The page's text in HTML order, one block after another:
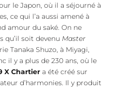
le Japon, où il a séjourné à
ce qui l’a aussi amené à
amour du saké. On ne
qu’il soit devenu Master
Tanaka Shuzo, à Miyagi,
il y a plus de 230 ans, où le
X Chartier a été créé sur
d’harmonies. Il y produit